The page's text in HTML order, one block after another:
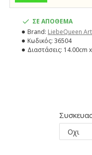
ΣΕ ΑΠΟΘΕΜΑ
Brand: LiebeQueen
Κωδικός: 36504
Διαστάσεις: 14.00cm